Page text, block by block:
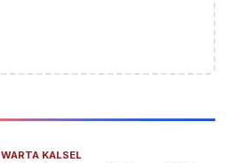
WARTA KALSEL